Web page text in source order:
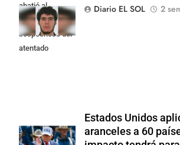
abatió al
principal
sospechoso del
atentado
Diario EL SOL
2
Estados Unidos
aranceles a 60